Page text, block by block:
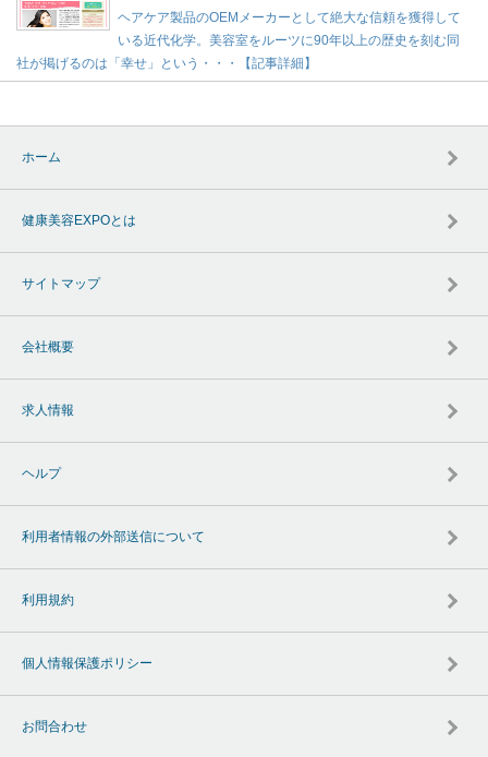
ヘアケア製品のOEMメーカーとして絶大な信頼を獲得して
いる近代化学。美容室をルーツに90年以上の歴史を刻む同
社が掲げるのは「幸せ」という・・・【記事詳細】
ホーム
健康美容EXPOとは
サイトマップ
会社概要
求人情報
ヘルプ
利用者情報の外部送信について
利用規約
個人情報保護ポリシー
お問合わせ